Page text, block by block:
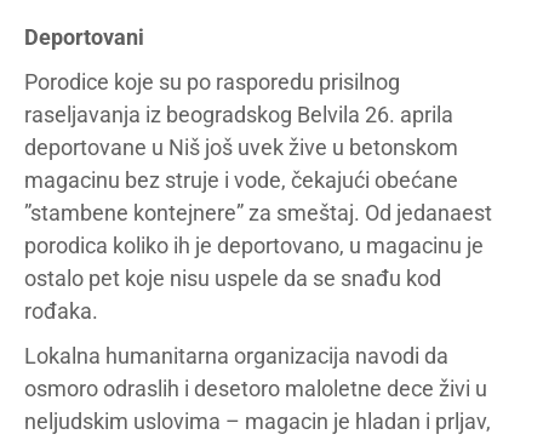
Deportovani
Porodice koje su po rasporedu prisilnog
raseljavanja iz beogradskog Belvila 26. aprila
deportovane u Niš još uvek žive u betonskom
magacinu bez struje i vode, čekajući obećane
”stambene kontejnere” za smeštaj. Od jedanaest
porodica koliko ih je deportovano, u magacinu je
ostalo pet koje nisu uspele da se snađu kod
rođaka.
Lokalna humanitarna organizacija navodi da
osmoro odraslih i desetoro maloletne dece živi u
neljudskim uslovima – magacin je hladan i prljav,